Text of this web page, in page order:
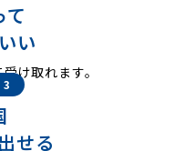
て
い
け取れます。
3
せる